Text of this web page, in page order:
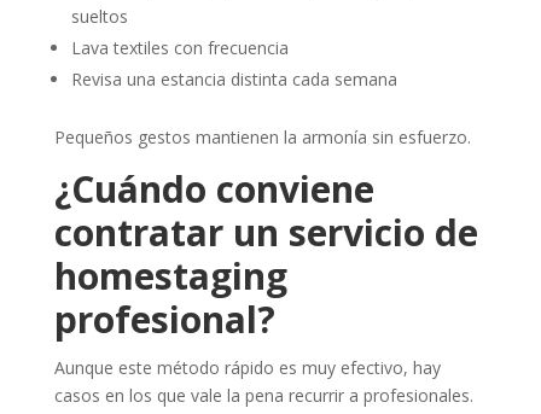
sueltos
Lava textiles con frecuencia
Revisa una estancia distinta cada semana
Pequeños gestos mantienen la armonía sin esfuerzo.
¿Cuándo conviene
contratar un servicio de
homestaging
profesional?
Aunque este método rápido es muy efectivo, hay
casos en los que vale la pena recurrir a profesionales.